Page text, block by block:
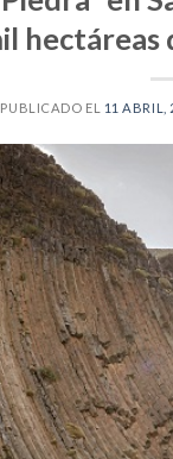
hectáreas
PUBLICADO EL 11 ABRIL,